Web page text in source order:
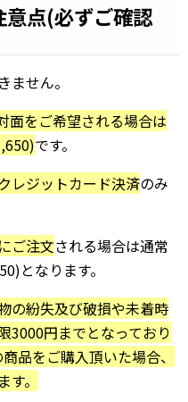
点(必ずご確認
せん。
面をご希望される場合は
です。
レジットカード決済のみ
ご注文される場合は通常
となります。
の紛失及び破損や未着時
3000円までとなっており
品をご購入頂いた場合、
。